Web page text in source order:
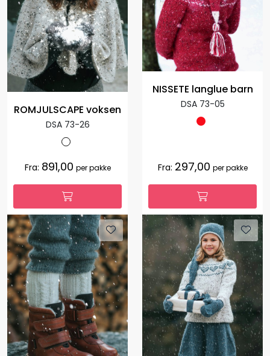
ROMJULSCAPE voksen
DSA 73-26
Fra: 891,00 per pakke
NISSETE langlue barn
DSA 73-05
Fra: 297,00 per pakke